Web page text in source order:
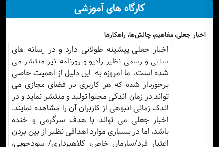
کارگاه های آموزشی
اخبار جعلی، مفاهیم، چالش‌ها، راهکارها
اخبار جعلی پیشینه طولانی دارد و در رسانه های
سنتی و رسمی نظیر رادیو و روزنامه نیز منتشر می
شده است، اما امروزه به این دلیل از اهمیت خاصی
برخوردار شده که هر کاربری در فضای مجازی می
تواند در زمان اندکی محتوا تولید و منتشر نماید و در
اندک زمانی انبوهی از کاربران آن را مشاهده نمایند.
اخبار جعلی می تواند با هدف سرگرمی و خنده
باشد، اما در بسیاری موارد اهدافی نظیر از بین بردن
اعتبار فرد/سازمان خاص، کلاهبرداری/ سودجویی،